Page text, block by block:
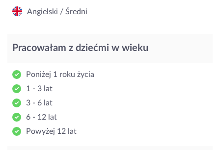
Angielski / Średni
Pracowałam z dziećmi w wieku
Poniżej 1 roku życia
1 - 3 lat
3 - 6 lat
6 - 12 lat
Powyżej 12 lat